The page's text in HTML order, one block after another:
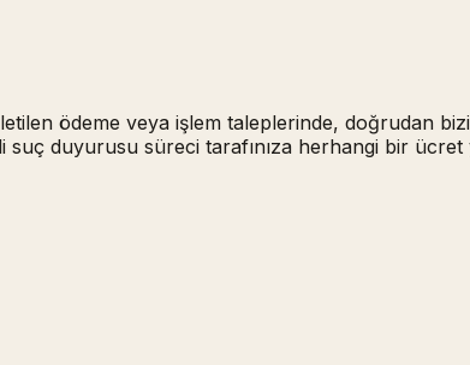
ödeme veya işlem taleplerinde, doğrudan
suç duyurusu süreci tarafınıza herhangi bir ücret